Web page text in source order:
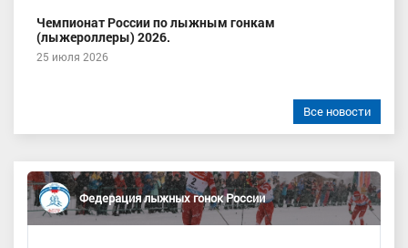
Чемпионат России по лыжным гонкам
(лыжероллеры) 2026.
25 июля 2026
Все новости
Федерация лыжных гонок России